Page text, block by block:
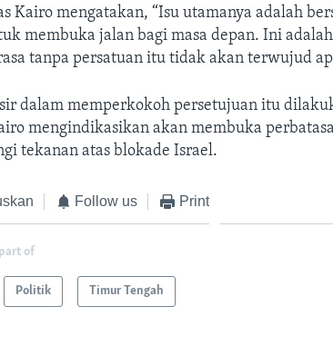
Kairo mengatakan, “Isu utamanya adalah
membuka jalan bagi masa depan. Ini
tanpa persatuan itu tidak akan terwujud
dalam memperkokoh persetujuan itu
mengindikasikan akan membuka
tekanan atas blokade Israel.
Follow us Print
of
Politik Timur Tengah